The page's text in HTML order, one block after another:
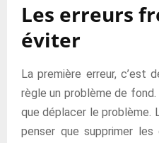
Les erreurs
éviter
La première erreur, c’est
règle un problème de
que déplacer le problème.
penser que supprimer